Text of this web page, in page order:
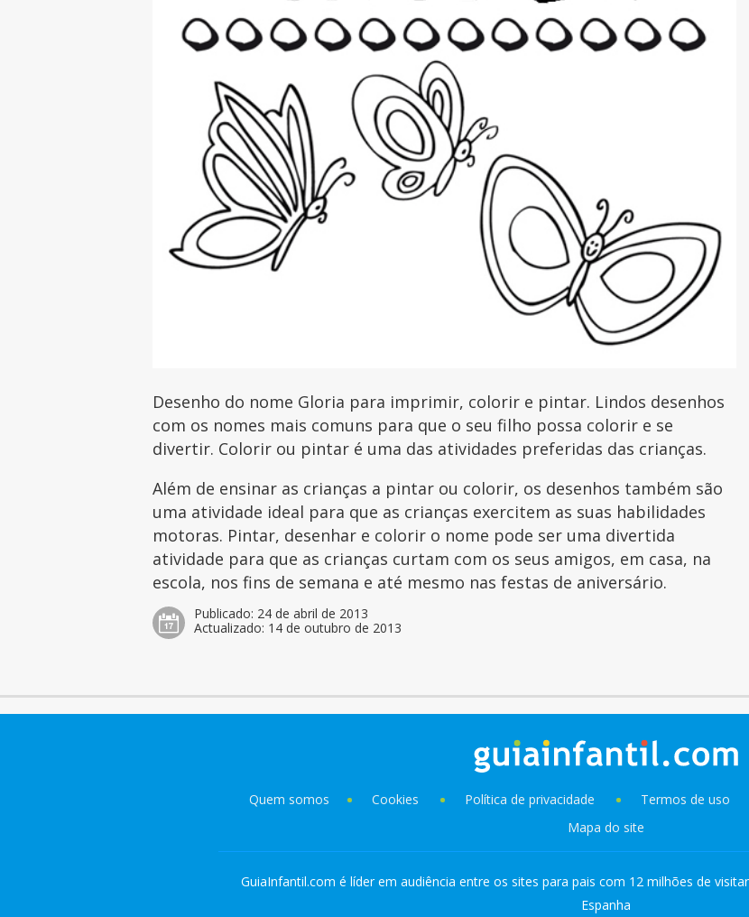
Desenho do nome Gloria para imprimir, colorir e pintar. Lindos desenhos
com os nomes mais comuns para que o seu filho possa colorir e se
divertir. Colorir ou pintar é uma das atividades preferidas das crianças.
Além de ensinar as crianças a pintar ou colorir, os desenhos também são
uma atividade ideal para que as crianças exercitem as suas habilidades
motoras. Pintar, desenhar e colorir o nome pode ser uma divertida
atividade para que as crianças curtam com os seus amigos, em casa, na
escola, nos fins de semana e até mesmo nas festas de aniversário.
Publicado: 24 de abril de 2013
Actualizado: 14 de outubro de 2013
Quem somos Cookies Política de privacidade Termos de uso
Mapa do site
GuiaInfantil.com é líder em audiência entre os sites para pais com 12 milhões de
Espanha